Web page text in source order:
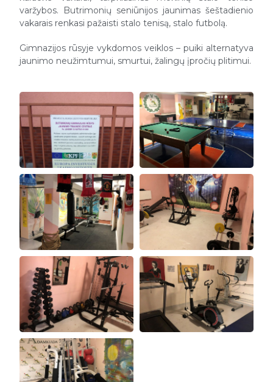
varžybos. Butrimonių seniūnijos jaunimas šeštadienio
vakarais renkasi pažaisti stalo tenisą, stalo futbolą.
Gimnazijos rūsyje vykdomos veiklos – puiki alternatyva
jaunimo neužimtumui, smurtui, žalingų įpročių plitimui.